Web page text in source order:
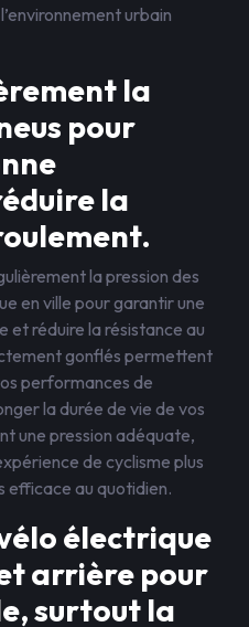
urbain
la
pour
la
la pression des
en ville pour garantir une
et réduire la résistance au
gonflés permettent
performances de
la durée de vie de vos
une pression adéquate,
de cyclisme plus
efficace au quotidien.
électrique
arrière pour
surtout la